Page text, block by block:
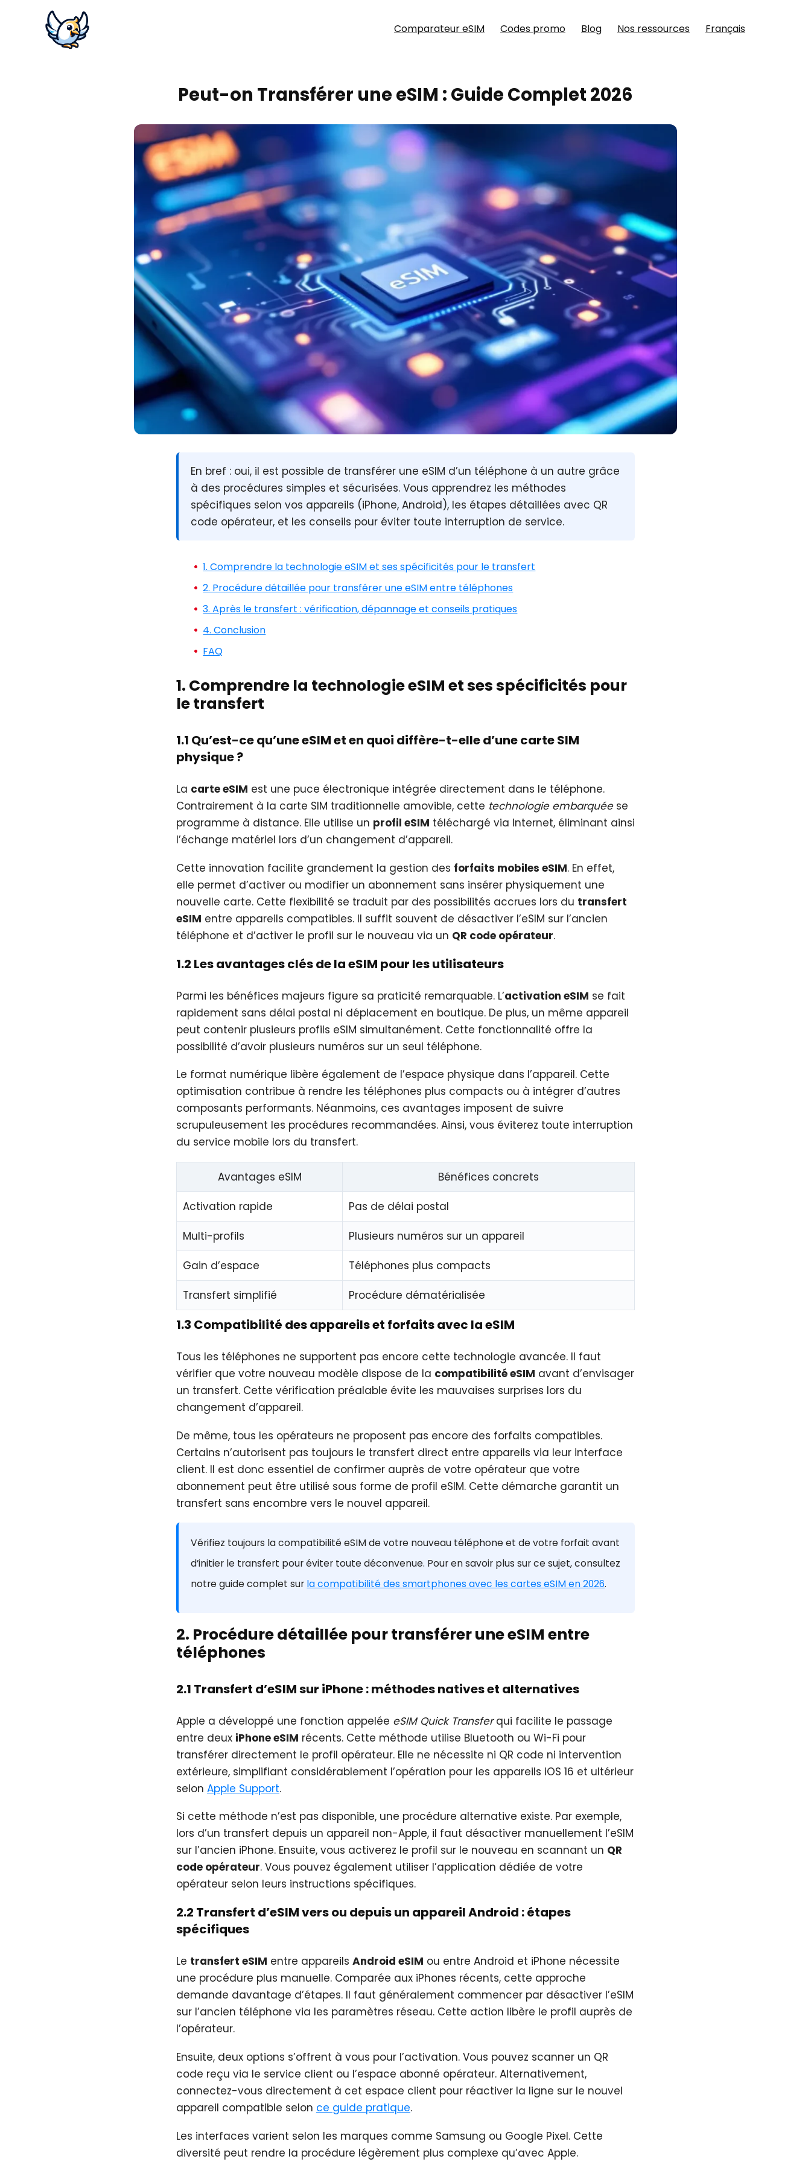
Comparateur eSIM Codes promo Blog Nos ressources Français
Peut-on Transférer une eSIM : Guide Complet 2026
En bref : oui, il est possible de transférer une eSIM d’un téléphone à un autre grâce
à des procédures simples et sécurisées. Vous apprendrez les méthodes
spécifiques selon vos appareils (iPhone, Android), les étapes détaillées avec QR
code opérateur, et les conseils pour éviter toute interruption de service.
1. Comprendre la technologie eSIM et ses spécificités pour le transfert
2. Procédure détaillée pour transférer une eSIM entre téléphones
3. Après le transfert : vérification, dépannage et conseils pratiques
4. Conclusion
FAQ
1. Comprendre la technologie eSIM et ses spécificités pour
le transfert
1.1 Qu’est-ce qu’une eSIM et en quoi diffère-t-elle d’une carte SIM
physique ?
La carte eSIM est une puce électronique intégrée directement dans le téléphone.
Contrairement à la carte SIM traditionnelle amovible, cette technologie embarquéese
programme à distance. Elle utilise un profil eSIM téléchargé via Internet, éliminant ainsi
l’échange matériel lors d’un changement d’appareil.
Cette innovation facilite grandement la gestion des forfaits mobiles eSIM. En effet,
elle permet d’activer ou modifier un abonnement sans insérer physiquement une
nouvelle carte. Cette flexibilité se traduit par des possibilités accrues lors du transfert
eSIM entre appareils compatibles. Il suffit souvent de désactiver l’eSIM sur l’ancien
téléphone et d’activer le profil sur le nouveau via un QR code opérateur.
1.2 Les avantages clés de la eSIM pour les utilisateurs
Parmi les bénéfices majeurs figure sa praticité remarquable. L’activation eSIM se fait
rapidement sans délai postal ni déplacement en boutique. De plus, un même appareil
peut contenir plusieurs profils eSIM simultanément. Cette fonctionnalité offre la
possibilité d’avoir plusieurs numéros sur un seul téléphone.
Le format numérique libère également de l’espace physique dans l’appareil. Cette
optimisation contribue à rendre les téléphones plus compacts ou à intégrer d’autres
composants performants. Néanmoins, ces avantages imposent de suivre
scrupuleusement les procédures recommandées. Ainsi, vous éviterez toute interruption
du service mobile lors du transfert.
Avantages eSIM Bénéfices concrets
Activation rapide Pas de délai postal
Multi-profils Plusieurs numéros sur un appareil
Gain d’espace Téléphones plus compacts
Transfert simplifié Procédure dématérialisée
1.3 Compatibilité des appareils et forfaits avec la eSIM
Tous les téléphones ne supportent pas encore cette technologie avancée. Il faut
vérifier que votre nouveau modèle dispose de la compatibilité eSIM avant d’envisager
un transfert. Cette vérification préalable évite les mauvaises surprises lors du
changement d’appareil.
De même, tous les opérateurs ne proposent pas encore des forfaits compatibles.
Certains n’autorisent pas toujours le transfert direct entre appareils via leur interface
client. Il est donc essentiel de confirmer auprès de votre opérateur que votre
abonnement peut être utilisé sous forme de profil eSIM. Cette démarche garantit un
transfert sans encombre vers le nouvel appareil.
Vérifiez toujours la compatibilité eSIM de votre nouveau téléphone et de votre forfait avant
d’initier le transfert pour éviter toute déconvenue. Pour en savoir plus sur ce sujet, consultez
notre guide complet sur la compatibilité des smartphones avec les cartes eSIM en 2026.
2. Procédure détaillée pour transférer une eSIM entre
téléphones
2.1 Transfert d’eSIM sur iPhone : méthodes natives et alternatives
Apple a développé une fonction appelée eSIM Quick Transferqui facilite le passage
entre deux iPhone eSIM récents. Cette méthode utilise Bluetooth ou Wi-Fi pour
transférer directement le profil opérateur. Elle ne nécessite ni QR code ni intervention
extérieure, simplifiant considérablement l’opération pour les appareils iOS 16 et ultérieur
selon Apple Support.
Si cette méthode n’est pas disponible, une procédure alternative existe. Par exemple,
lors d’un transfert depuis un appareil non-Apple, il faut désactiver manuellement l’eSIM
sur l’ancien iPhone. Ensuite, vous activerez le profil sur le nouveau en scannant un QR
code opérateur. Vous pouvez également utiliser l’application dédiée de votre
opérateur selon leurs instructions spécifiques.
2.2 Transfert d’eSIM vers ou depuis un appareil Android : étapes
spécifiques
Le transfert eSIM entre appareils Android eSIM ou entre Android et iPhone nécessite
une procédure plus manuelle. Comparée aux iPhones récents, cette approche
demande davantage d’étapes. Il faut généralement commencer par désactiver l’eSIM
sur l’ancien téléphone via les paramètres réseau. Cette action libère le profil auprès de
l’opérateur.
Ensuite, deux options s’offrent à vous pour l’activation. Vous pouvez scanner un QR
code reçu via le service client ou l’espace abonné opérateur. Alternativement,
connectez-vous directement à cet espace client pour réactiver la ligne sur le nouvel
appareil compatible selon ce guide pratique.
Les interfaces varient selon les marques comme Samsung ou Google Pixel. Cette
diversité peut rendre la procédure légèrement plus complexe qu’avec Apple.